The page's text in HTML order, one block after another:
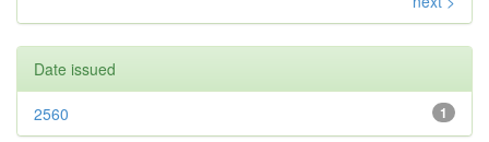
Date issued
1
2560